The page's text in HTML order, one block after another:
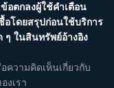
อตกลงผู้ใช้คำเตือน
อโดยสรุปก่อนใช้บริการ
ๆ ในสินทรัพย์อ้างอิง
วามคิดเห็นเกี่ยวกับ
งเรา